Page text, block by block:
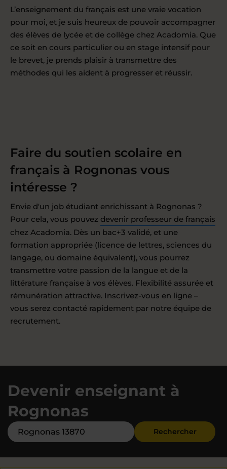
L’enseignement du français est une vraie vocation
pour moi, et je suis heureux de pouvoir accompagner
des élèves de lycée et de collège chez Acadomia. Que
ce soit en cours particulier ou en stage intensif pour
le brevet, je prends plaisir à transmettre des
méthodes qui les aident à progresser et réussir.
Faire du soutien scolaire en
français à Rognonas vous
intéresse ?
Envie d'un job étudiant enrichissant à Rognonas ?
Pour cela, vous pouvez devenir professeur de français
chez Acadomia. Dès un bac+3 validé, et une
formation appropriée (licence de lettres, sciences du
langage, ou domaine équivalent), vous pourrez
transmettre votre passion de la langue et de la
littérature française à vos élèves. Flexibilité assurée et
rémunération attractive. Inscrivez-vous en ligne –
vous serez contacté rapidement par notre équipe de
recrutement.
Devenir enseignant à
Rognonas
Rechercher